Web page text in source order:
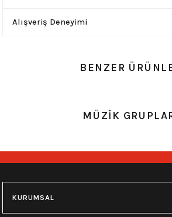
Alışveriş Deneyimi
BENZER
149,00₺ 149,00₺
0.0 Puan - 0 Yorum
MÜZİK
KURUMSAL